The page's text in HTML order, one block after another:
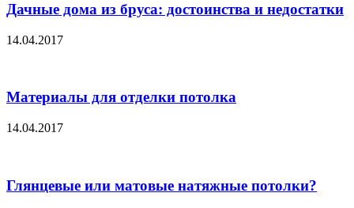
Дачные дома из бруса: достоинства и недостатки
14.04.2017
Материалы для отделки потолка
14.04.2017
Глянцевые или матовые натяжные потолки?